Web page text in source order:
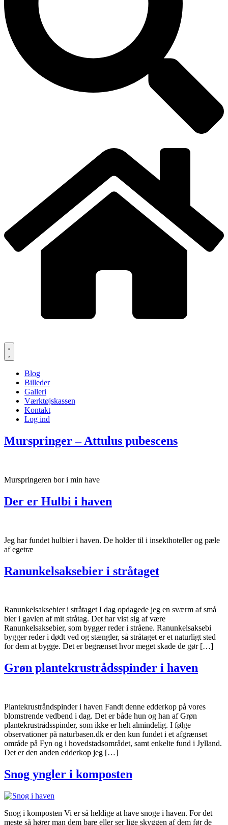
Blog
Billeder
Galleri
Værktøjskassen
Kontakt
Log ind
Murspringer – Attulus pubescens
Murspringeren bor i min have
Der er Hulbi i haven
Jeg har fundet hulbier i haven. De holder til i insekthoteller og pæle
af egetræ
Ranunkelsaksebier i stråtaget
Ranunkelsaksebier i stråtaget I dag opdagede jeg en sværm af små
bier i gavlen af mit stråtag. Det har vist sig af være
Ranunkelsaksebier, som bygger reder i stråene. Ranunkelsaksebi
bygger reder i dødt ved og stængler, så stråtaget er et naturligt sted
for dem at bygge. Det er begrænset hvor meget skade de gør […]
Grøn plantekrustrådsspinder i haven
Plantekrustråndspinder i haven Fandt denne edderkop på vores
blomstrende vedbend i dag. Det er både hun og han af Grøn
plantekrustrådsspinder, som ikke er helt almindelig. I følge
observationer på naturbasen.dk er den kun fundet i et afgrænset
område på Fyn og i hovedstadsområdet, samt enkelte fund i Jylland.
Det er den anden edderkop jeg […]
Snog yngler i komposten
Snog i komposten Vi er så heldige at have snoge i haven. For det
meste så hører man dem bare eller ser lige skyggen af dem før de